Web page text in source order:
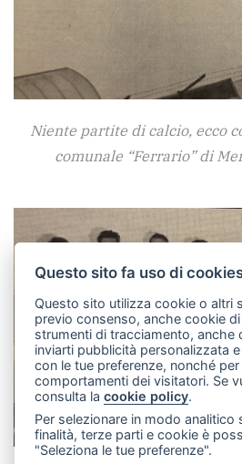
Niente partite di calcio, ecco
comunale “Ferrario” di
Questo sito fa uso di
Questo sito utilizza cookie o altri
previo consenso, anche cookie
strumenti di tracciamento, anche
inviarti pubblicità personalizzata
con le tue preferenze, nonché
comportamenti dei visitatori. Se
consulta lacookie policy.
Per selezionare in modo analitico
finalità, terze parti e cookie è
"Seleziona le tue preferenze".